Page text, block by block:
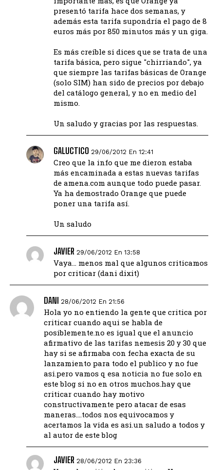
presentó tarifa hace dos semanas, y
además esta tarifa supondría el pago de 8
euros más por 850 minutos más y un giga.
Es más creíble si dices que se trata de una
tarifa básica, pero sigue "chirriando", ya
que siempre las tarifas básicas de Orange
(solo SIM) han sido de precios por debajo
del catálogo general, y no en medio del
mismo.
Un saludo y gracias por las respuestas.
GALUCTICO 29/06/2012 En 12:41
Creo que la info que me dieron estaba
más encaminada a estas nuevas tarifas
de amena.com aunque todo puede pasar.
Ya ha demostrado Orange que puede
poner una tarifa así.
Un saludo
JAVIER 29/06/2012 En 13:58
Vaya… menos mal que algunos criticamos
por criticar (dani dixit)
DANI 28/06/2012 En 21:56
Hola yo no entiendo la gente que critica por
criticar cuando aqui se habla de
posiblemente.no es igual que el anuncio
afirmativo de las tarifas nemesis 20 y 30 que
hay si se afirmaba con fecha exacta de su
lanzamiento para todo el publico y no fue
asi.pero vamos q esa noticia no fue solo en
este blog si no en otros muchos.hay que
criticar cuando hay motivo
constructivamente pero atacar de esas
maneras….todos nos equivocamos y
acertamos la vida es asi.un saludo a todos y
al autor de este blog
JAVIER 28/06/2012 En 23:36